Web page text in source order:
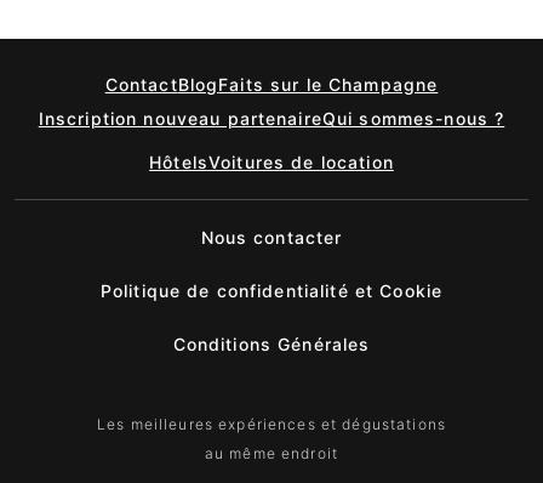
ContactBlogFaits sur le Champagne
Inscription nouveau partenaireQui sommes-nous ?
HôtelsVoitures de location
Nous contacter
Politique de confidentialité et Cookie
Conditions Générales
Les meilleures expériences et dégustations
au même endroit